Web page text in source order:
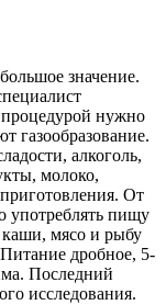
значение.
нужно
газообразование.
алкоголь,
молоко,
От
употреблять пищу
мясо и рыбу
дробное, 5-
Последний
исследования.